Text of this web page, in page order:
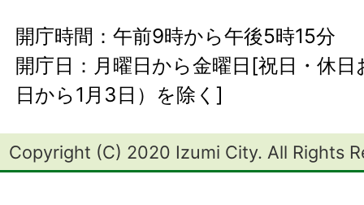
開庁時間：午前9時から午後5時15分
開庁日：月曜日から金曜日[祝日・休
日から1月3日）を除く]
Copyright (C) 2020 Izumi City. All Rights